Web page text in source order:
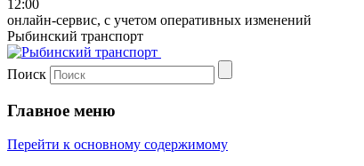
12:00
онлайн-сервис, с учетом оперативных изменений
Рыбинский транспорт
Поиск
Главное меню
Перейти к основному содержимому